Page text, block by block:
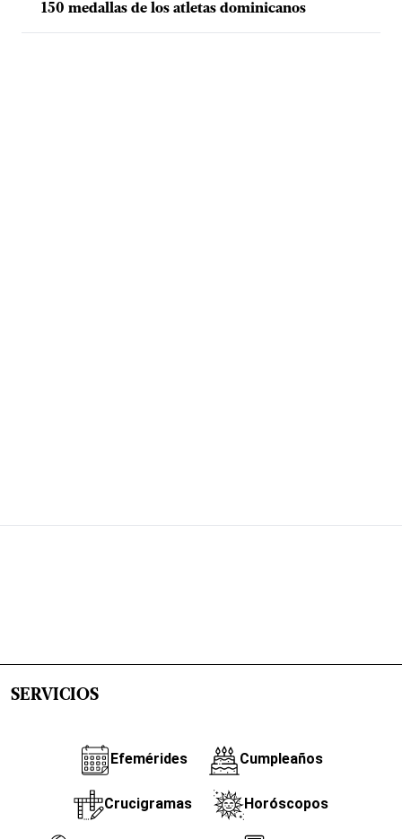
150 medallas de los atletas dominicanos
SERVICIOS
Efemérides Cumpleaños
Crucigramas Horóscopos